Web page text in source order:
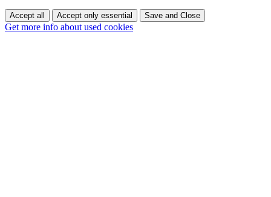
Accept all Accept only essential Save and Close
Get more info about used cookies